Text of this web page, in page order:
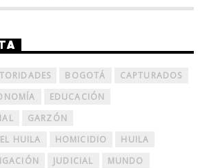
BOGOTÁ
CAPTURADOS
EDUCACIÓN
GARZÓN
HUILA
HOMICIDIO
HUILA
JUDICIAL
MUNDO